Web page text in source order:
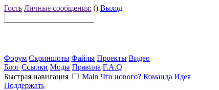
Гость Личные сообщения: () Выход
Форум Скриншоты Файлы Проекты Видео
Блог Ссылки Моды Правила F.A.Q
Быстрая навигация
Main Что нового? Команда Идея
Поддержать